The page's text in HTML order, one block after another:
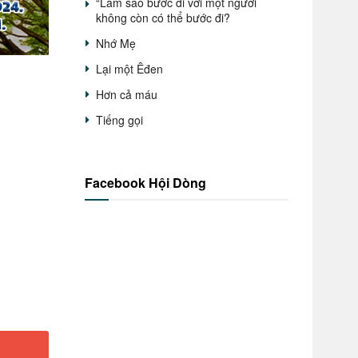
không còn có thể bước đi?
Nhớ Mẹ
Lại một Êđen
Hơn cả máu
Tiếng gọi
Facebook Hội Dòng